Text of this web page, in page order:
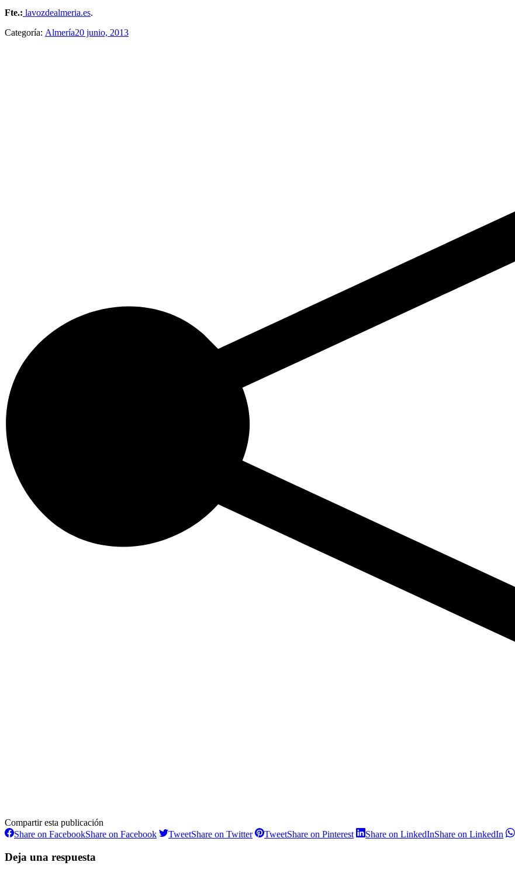
Fte.: lavozdealmeria.es.
Categoría: Almería20 junio, 2013
Compartir esta publicación
Share on FacebookShare on Facebook TweetShare on Twitter TweetShare on Pinterest Share on LinkedInShare on LinkedIn
Deja una respuesta